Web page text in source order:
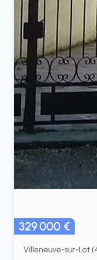
329 000 €
Villeneuve-sur-Lot